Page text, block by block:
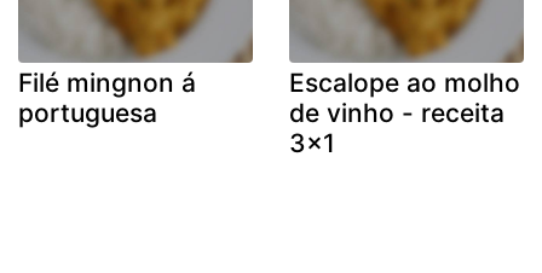
Filé mingnon á
portuguesa
Escalope ao molho
de vinho - receita
3x1